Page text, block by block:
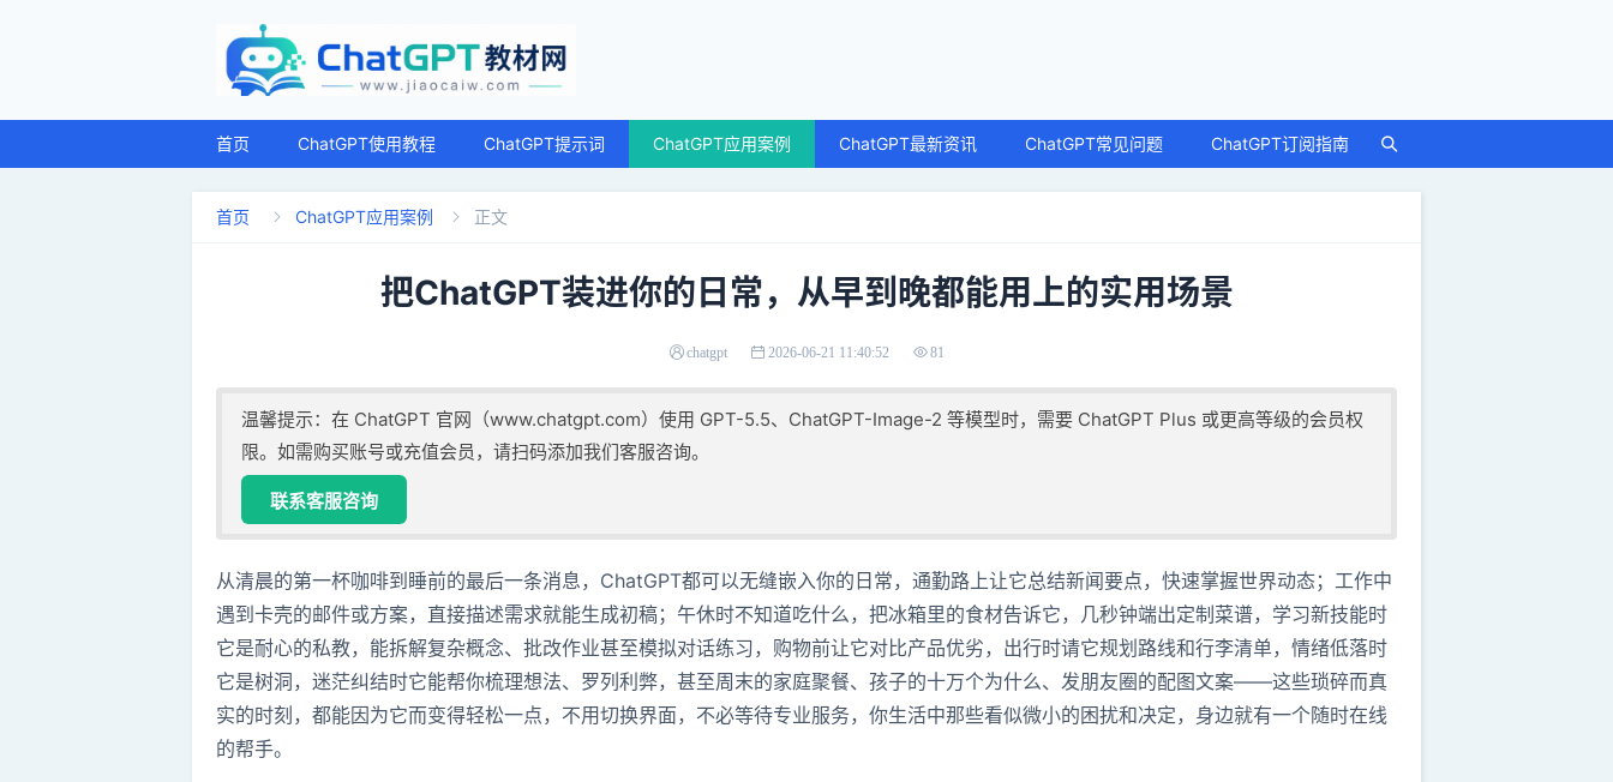
首页 ChatGPT使用教程 ChatGPT提示词 ChatGPT应用案例 ChatGPT最新资讯 ChatGPT常见问题 ChatGPT订阅指南
首页  ChatGPT应用案例  正文
把ChatGPT装进你的日常，从早到晚都能用上的实用场景
chatgpt 2026-06-21 11:40:52 81
温馨提示：在 ChatGPT 官网（www.chatgpt.com）使用 GPT-5.5、ChatGPT-Image-2 等模型时，需要 ChatGPT Plus 或更高等级的会员权
限。如需购买账号或充值会员，请扫码添加我们客服咨询。
联系客服咨询
从清晨的第一杯咖啡到睡前的最后一条消息，ChatGPT都可以无缝嵌入你的日常，通勤路上让它总结新闻要点，快速掌握世界动态；工作中
遇到卡壳的邮件或方案，直接描述需求就能生成初稿；午休时不知道吃什么，把冰箱里的食材告诉它，几秒钟端出定制菜谱，学习新技能时
它是耐心的私教，能拆解复杂概念、批改作业甚至模拟对话练习，购物前让它对比产品优劣，出行时请它规划路线和行李清单，情绪低落时
它是树洞，迷茫纠结时它能帮你梳理想法、罗列利弊，甚至周末的家庭聚餐、孩子的十万个为什么、发朋友圈的配图文案——这些琐碎而真
实的时刻，都能因为它而变得轻松一点，不用切换界面，不必等待专业服务，你生活中那些看似微小的困扰和决定，身边就有一个随时在线
的帮手。